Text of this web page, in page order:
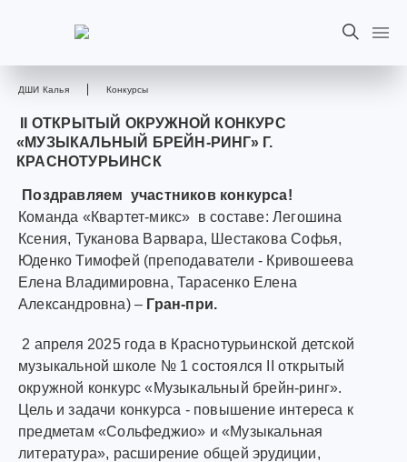
ДШИ Калья Конкурсы
II ОТКРЫТЫЙ ОКРУЖНОЙ КОНКУРС
«МУЗЫКАЛЬНЫЙ БРЕЙН-РИНГ» Г.
КРАСНОТУРЬИНСК
Поздравляем участников конкурса!
Команда «Квартет-микс» в составе: Легошина
Ксения, Туканова Варвара, Шестакова Софья,
Юденко Тимофей (преподаватели - Кривошеева
Елена Владимировна, Тарасенко Елена
Александровна) – Гран-при.
2 апреля 2025 года в Краснотурьинской детской
музыкальной школе № 1 состоялся II открытый
окружной конкурс «Музыкальный брейн-ринг».
Цель и задачи конкурса - повышение интереса к
предметам «Сольфеджио» и «Музыкальная
литература», расширение общей эрудиции,